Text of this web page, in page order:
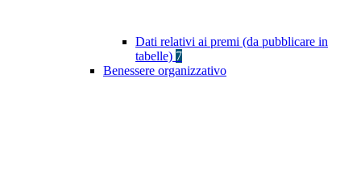
Dati relativi ai premi (da pubblicare in
tabelle) 7
Benessere organizzativo